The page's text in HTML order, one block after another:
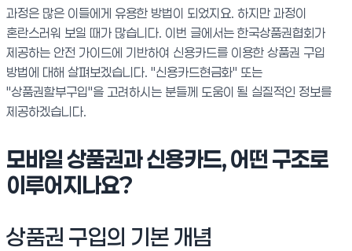
과정은 많은 이들에게 유용한 방법이 되었지요. 하지만 과정이
혼란스러워 보일 때가 많습니다. 이번 글에서는 한국상품권협회가
제공하는 안전 가이드에 기반하여 신용카드를 이용한 상품권 구입
방법에 대해 살펴보겠습니다. "신용카드현금화" 또는
"상품권할부구입"을 고려하시는 분들께 도움이 될 실질적인 정보를
제공하겠습니다.
모바일 상품권과 신용카드, 어떤 구조로
이루어지나요?
상품권 구입의 기본 개념